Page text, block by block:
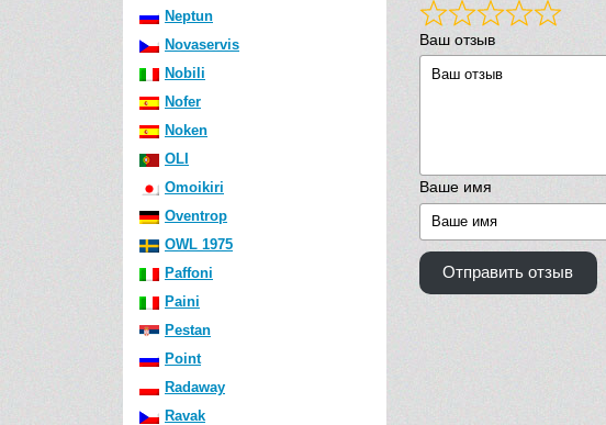
Neptun
Novaservis
Nobili
Nofer
Noken
OLI
Omoikiri
Oventrop
OWL 1975
Paffoni
Paini
Pestan
Point
Radaway
Ravak
Ваш отзыв
Ваше имя
Отправить отзыв